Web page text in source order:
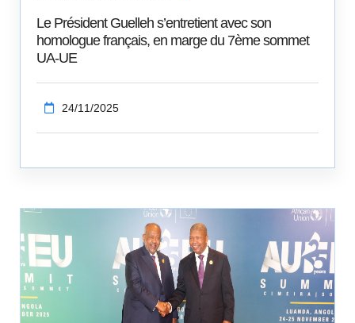
Le Président Guelleh s’entretient avec son
homologue français, en marge du 7ème sommet
UA-UE
24/11/2025